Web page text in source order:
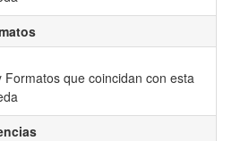
Formatos que coincidan con esta